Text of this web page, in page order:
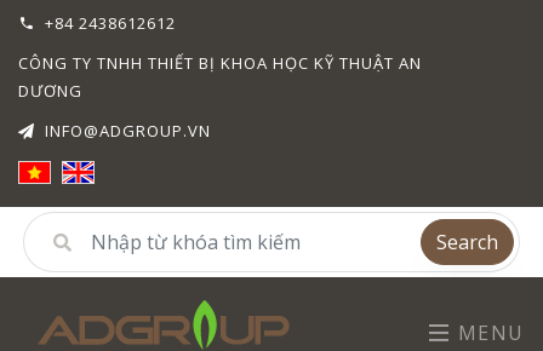
+84 2438612612
CÔNG TY TNHH THIẾT BỊ KHOA HỌC KỸ THUẬT AN
DƯƠNG
INFO@ADGROUP.VN
Search
MENU